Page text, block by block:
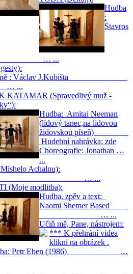
Hudba
:
Stavros
… ...
: Václav J.Kubišta
KATAMAR (Spravedlivý muž -
Hudba: Amitai Neeman
(lidový tanec,na lidovou
židovskou píseň)
Hudební nahrávka: zde
Choreografie: Jonathan …
...
Achalnu):
...
(Moje modlitba):
Hudba, zpěv a text:
Naomi Shemer Based
… ...
Učiň mě, Pane, nástrojem:
*** K přehrání videa
klikni na obrázek .
Hudba: Petr Eben (1986) …